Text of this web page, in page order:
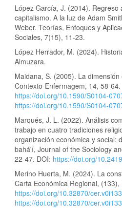
López García, J. (2014). Regreso
capitalismo. A la luz de Adam
Weber. Teorías, Enfoques y
Sociales, 7(15), 11-23.
López Herrador, M. (2024).
Almuzara.
Maidana, S. (2005). La
Contexto-Enfermagem, 14, 58-64.
https://doi.org/10.1590/S0104-
https://doi.org/10.1590/S0104-
Marqués, J. L. (2022). Análisis
trabajo en cuatro tradiciones
organización económica y social:
bahá'í, Journal of the Sociology
22-47. DOI: https://doi.org/
Merino Huerta, M. (2024). La
Carta Económica Regional, (133),
https://doi.org/10.32870/
https://doi.org/10.32870/